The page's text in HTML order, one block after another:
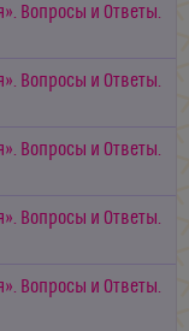
Вопросы и Ответы.
Вопросы и Ответы.
Вопросы и Ответы.
Вопросы и Ответы.
Вопросы и Ответы.